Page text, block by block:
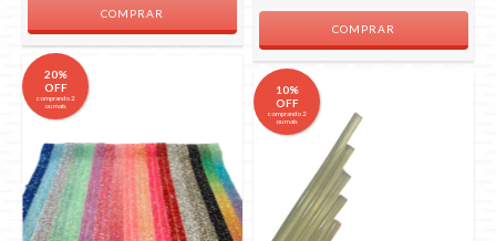
20%
OFF
comprando 2
ou mais
10%
OFF
comprando 2
ou mais